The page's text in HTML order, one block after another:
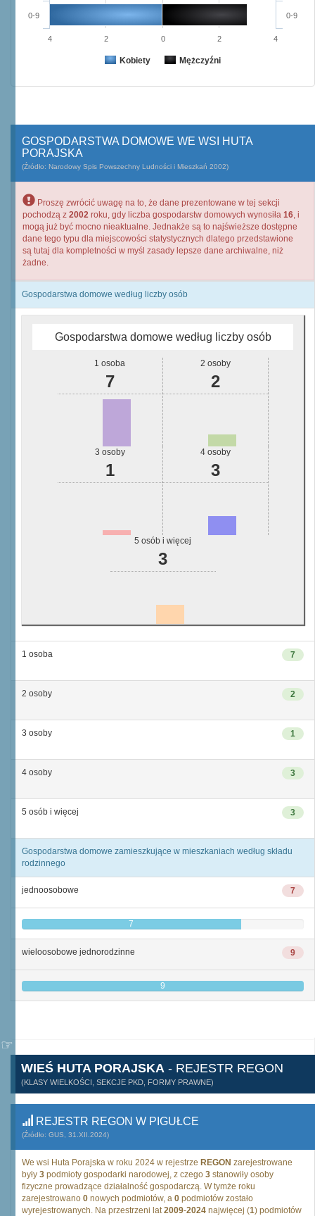
Kobiety Mężczyźni
0-9 0-9
4 2 0 2 4
GOSPODARSTWA DOMOWE WE WSI HUTA
PORAJSKA
(Źródło: Narodowy Spis Powszechny Ludności i Mieszkań 2002)
Proszę zwrócić uwagę na to, że dane prezentowane w tej sekcji
pochodzą z 2002 roku, gdy liczba gospodarstw domowych wynosiła 16, i
mogą już być mocno nieaktualne. Jednakże są to najświeższe dostępne
dane tego typu dla miejscowości statystycznych dlatego przedstawione
są tutaj dla kompletności w myśl zasady lepsze dane archiwalne, niż
żadne.
Gospodarstwa domowe według liczby osób
Gospodarstwa domowe według liczby osób
1 osoba
7
2 osoby
2
3 osoby
1
4 osoby
3
5 osób i więcej
3
7
1 osoba
2
2 osoby
1
3 osoby
3
4 osoby
3
5 osób i więcej
Gospodarstwa domowe zamieszkujące w mieszkaniach według składu
rodzinnego
7
jednoosobowe
7
9
wieloosobowe jednorodzinne
9
WIEŚ HUTA PORAJSKA - REJESTR REGON
(KLASY WIELKOŚCI, SEKCJE PKD, FORMY PRAWNE)
REJESTR REGON W PIGUŁCE
(Źródło: GUS, 31.XII.2024)
We wsi Huta Porajska w roku 2024 w rejestrze REGON zarejestrowane
były 3 podmioty gospodarki narodowej, z czego 3 stanowiły osoby
fizyczne prowadzące działalność gospodarczą. W tymże roku
zarejestrowano 0 nowych podmiotów, a 0 podmiotów zostało
wyrejestrowanych. Na przestrzeni lat2009-2024 najwięcej (1) podmiotów